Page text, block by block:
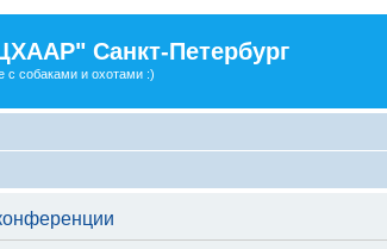
Санкт-Петербург
с собаками и охотами :)